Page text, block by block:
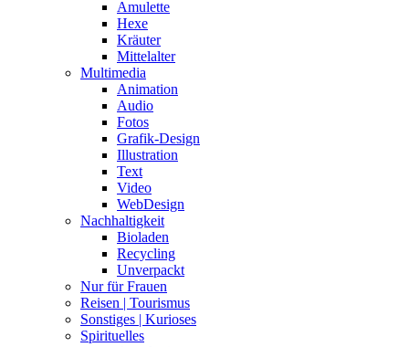
Amulette
Hexe
Kräuter
Mittelalter
Multimedia
Animation
Audio
Fotos
Grafik-Design
Illustration
Text
Video
WebDesign
Nachhaltigkeit
Bioladen
Recycling
Unverpackt
Nur für Frauen
Reisen | Tourismus
Sonstiges | Kurioses
Spirituelles